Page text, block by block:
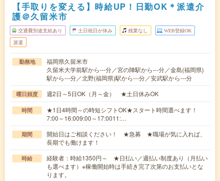
【手取りを変える】時給UP！日勤OK＊派遣介
護＠久留米市
交通費別途支給あり 土日祝日が休み 残業なし WEB登録OK
派遣
勤務地
福岡県久留米市
久留米大学前駅から---分／宮の陣駅から---分／金島(福岡県)
駅から---分／北野(福岡県)駅から---分／安武駅から---分
曜日頻度 週2日～5日OK（月～金） ★土日休みOK
時間
★1日4時間～の時短シフトOK★スタート時間選べます！
7:00～16:009:00～17:0011:…
期間
開始日はご相談ください！ ★急募 ★職場が気に入れば、
長期でも働けます！
時給
経験者：時給1350円～ ★日払い／週払い制度あり（月払い
も選べます）※稼働開始時は手続き完了次第のお支払いとな
ります。